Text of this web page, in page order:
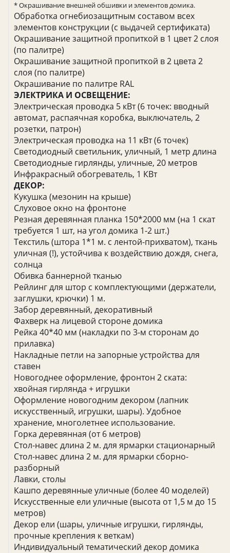
* Окрашивание внешней обшивки и элементов домика.
Обработка огнебиозащитным составом всех
элементов конструкции (с выдачей сертификата)
Окрашивание защитной пропиткой в 1 цвет 2 слоя
(по палитре)
Окрашивание защитной пропиткой в 2 цвета 2
слоя (по палитре)
Окрашивание по палитре RAL
ЭЛЕКТРИКА И ОСВЕЩЕНИЕ:
Электрическая проводка 5 кВт (6 точек: вводный
автомат, распаячная коробка, выключатель, 2
розетки, патрон)
Электрическая проводка на 11 кВт (6 точек)
Светодиодный светильник, уличный, 1 метр длина
Светодиодные гирлянды, уличные, 20 метров
Инфракрасный обогреватель, 1 КВт
ДЕКОР:
Кукушка (мезонин на крыше)
Слуховое окно на фронтоне
Резная деревянная планка 150*2000 мм (на 1 скат
требуется 1 шт, на угол домика 1-2 шт.)
Текстиль (штора 1*1 м. с лентой-прихватом), ткань
уличная (!), устойчива к воздействию дождя, снега,
солнца
Обивка баннерной тканью
Рейлинг для штор с комплектующими (держатели,
заглушки, крючки) 1 м.
Забор деревянный, декоративный
Фахверк на лицевой стороне домика
Рейка 40*40 мм (накладки по 3-м сторонам до
прилавка)
Накладные петли на запорные устройства для
ставен
Новогоднее оформление, фронтон 2 ската:
хвойная гирлянда + игрушки
Оформление новогодним декором (лапник
искусственный, игрушки, шары). Удобное
хранение, многолетнее использование.
Горка деревянная (от 6 метров)
Стол-навес длина 2 м. для ярмарки стационарный
Стол-навес длина 2 м. для ярмарки сборно-
разборный
Лавки, столы
Кашпо деревянные уличные (более 40 моделей)
Искусственные ели уличные (высота от 1,5 м до 15
метров)
Декор ели (шары, уличные игрушки, гирлянды,
прочные крепления к веткам)
Индивидуальный тематический декор домика